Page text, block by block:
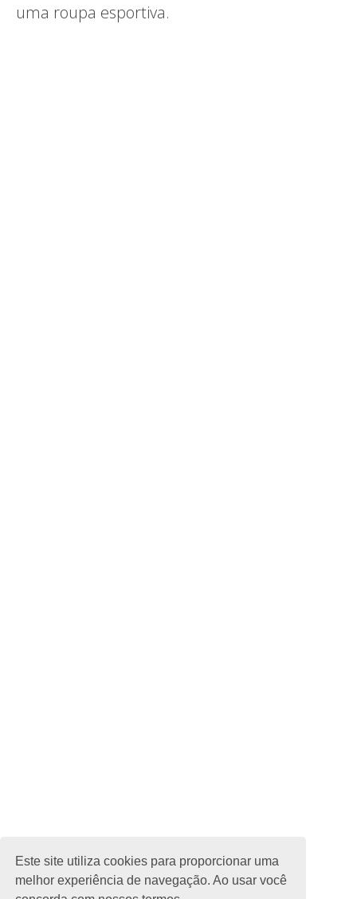
Este site utiliza cookies para proporcionar uma
melhor experiência de navegação. Ao usar você
uma roupa esportiva.